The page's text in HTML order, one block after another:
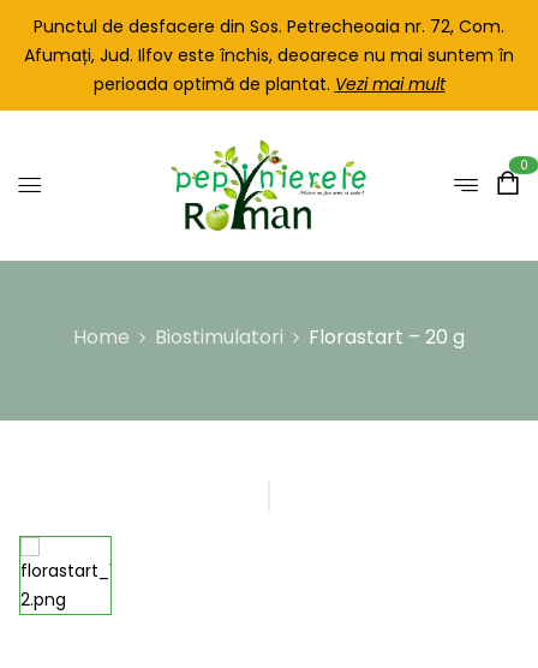
Punctul de desfacere din Sos. Petrecheoaia nr. 72, Com.
Afumați, Jud. Ilfov este închis, deoarece nu mai suntem în
perioada optimă de plantat. Vezi mai mult
0
Home Biostimulatori Florastart – 20 g